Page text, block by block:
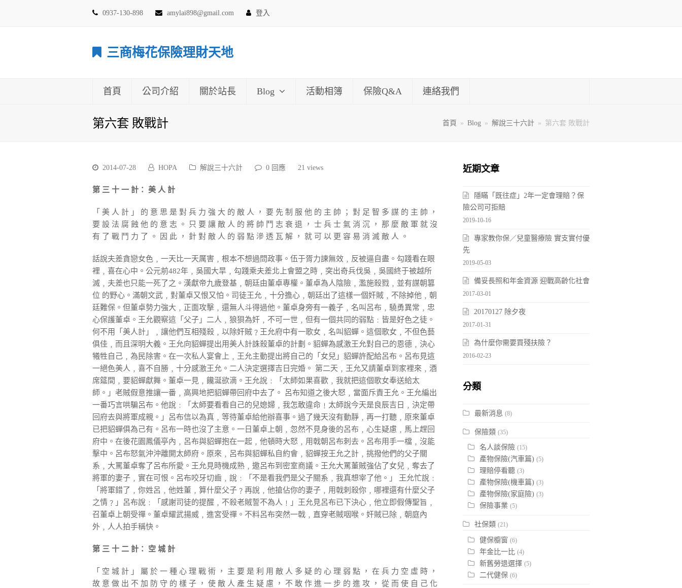
0937-130-898 amylai898@gmail.com 登入
三商梅花保險理財天地
首頁 公司介紹 關於站長 Blog 活動相簿 保險Q&A 連絡我們
第六套 敗戰計 首頁 » Blog » 解說三十六計 » 第六套 敗戰計
2014-07-28 HOPA 解說三十六計 0 回應 21 views
第 三 十 一 計： 美 人 計
「 美 人 計 」 的 意 思 是 對 兵 力 強 大 的 敵 人 ， 要 先 制 服 他 的 主 帥 ； 對 足 智 多 謀 的 主 帥 ，
要 設 法 腐 蝕 他 的 意 志 。 只 要 讓 敵 人 的 將 帥 鬥 志 衰 退 ， 士 兵 士 氣 消 沉 ， 那 麼 敵 軍 就 沒
有 了 戰 鬥 力 了 。 因 此 ， 針 對 敵 人 的 弱 點 滲 透 瓦 解 ， 就 可 以 更 容 易 消 滅 敵 人 。
話說夫差貪戀女色﹐一天比一天厲害﹐根本不想過問政事。伍于胥力諫無效﹐反被逼自盡。勾踐看在眼
裡﹐喜在心中。公元前482年﹐吳國大旱﹐勾踐乘夫差北上會盟之時﹐突出奇兵伐吳﹐吳國終于被越所
滅﹐夫差也只能一死了之。漢獻帝九歲登基﹐朝廷由董卓專權。董卓為人陰險﹐濫施殺戮﹐並有謀朝篡
位 的野心。滿朝文武﹐對董卓又恨又怕。司徒王允﹐十分擔心﹐朝廷出了這樣一個奸賊﹐不除掉他﹐朝
廷難保。但董卓勢力強大﹐正面攻擊﹐還無人斗得過他。董卓身旁有一義子﹐名叫呂布﹐驍勇異常﹐忠
心保護董卓。王允觀察這「父子」二人﹐狼狽為奸﹐不可一世﹐但有一個共同的弱點﹕皆是好色之徒。
何不用「美人計」﹐讓他們互相殘殺﹐以除奸賊﹖王允府中有一歌女﹐名叫貂蟬。這個歌女﹐不但色藝
俱佳﹐而且深明大義。王允向貂蟬提出用美人計誅殺董卓的計劃。貂蟬為感激王允對自己的恩德﹐決心
犧牲自己﹐為民除害。在一次私人宴會上﹐王允主動提出將自己的「女兒」貂蟬許配給呂布。呂布見這
一絕色美人﹐喜不自勝﹐十分感激王允。二人決定選擇吉日完婚。 第二天﹐王允又請董卓到家裡來﹐酒
席筵間﹐要貂蟬獻舞。董卓一見﹐饞涎欲滴。王允說﹕「太師如果喜歡﹐我就把這個歌女奉送給太
師。」老賊假意推讓一番﹐高興地把貂蟬帶回府中去了。 呂布知道之後大怒﹐當面斥責王允。王允編出
一番巧言哄騙呂布。他說﹕「太師要看看自己的兒媳婦﹐我怎敢違命﹗太師說今天是良辰吉日﹐決定帶
回府去與將軍成親。」呂布信以為真﹐等待董卓給他辦喜事。過了幾天沒有動靜﹐再一打聽﹐原來董卓
已把貂蟬俱為己有。呂布一時也沒了主意。一日董卓上朝﹐忽然不見身後的呂布﹐心生疑慮﹐馬上趕回
府中。在後花園鳳儀亭內﹐呂布與貂蟬抱在一起﹐他頓時大怒﹐用戟朝呂布刺去。呂布用手一檔﹐沒能
擊中。呂布怒氣沖沖離開太師府。原來﹐呂布與貂蟬私自約會﹐貂蟬按王允之計﹐挑撥他們的父子關
系﹐大罵董卓奪了呂布所愛。王允見時機成熟﹐邀呂布到密室商議。王允大罵董賊強佔了女兒﹐奪去了
將軍的妻子﹐實在可恨。呂布咬牙切齒﹐說﹕「不是看我們是父子關系﹐我真想宰了他。」 王允忙說﹕
「將軍錯了﹐你姓呂﹐他姓董﹐算什麼父子﹖再說﹐他搶佔你的妻子﹐用戟刺殺你﹐哪裡還有什麼父子
之情﹖」呂布說﹕「感謝司徒的提醒﹐不殺老賊誓不為人﹗」王允見呂布已下決心﹐他立即假傳聖旨﹐
召董卓上朝受禪。董卓耀武揚威﹐進宮受禪。不料呂布突然一戟﹐直穿老賊咽喉。奸賊已除﹐朝庭內
外﹐人人拍手稱快。
第 三 十 二 計： 空 城 計
「 空 城 計 」 屬 於 一 種 心 理 戰 術 ， 主 要 是 利 用 敵 人 多 疑 的 心 理 弱 點 ， 在 兵 力 空 虛 時 ，
故 意 做 出 不 加 防 守 的 樣 子 ， 使 敵 人 產 生 疑 慮 ， 不 敢 作 進 一 步 的 進 攻 ， 從 而 使 自 己 化
近期文章
隱瞞「既往症」2年一定會理賠？保
險公司可拒賠
2019-10-16
專家教你保／兒童醫療險 實支實付優
先
2019-05-03
備妥長照和年金資源 迎戰高齡化社會
2017-03-01
20170127 除夕夜
2017-01-31
為什麼你需要買殘扶險？
2016-02-23
分類
最新消息 (8)
保險類 (35)
名人談保險 (15)
產物保險(汽車篇) (5)
理賠停看聽 (3)
產物保險(機車篇) (3)
產物保險(家庭險) (3)
保險事業 (5)
社保類 (21)
健保櫥窗 (6)
年金比一比 (4)
新舊勞退選擇 (5)
二代健保 (6)